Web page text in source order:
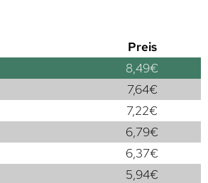
Preis
8,49€
7,64€
7,22€
6,79€
6,37€
5,94€